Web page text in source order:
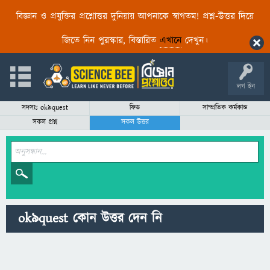
বিজ্ঞান ও প্রযুক্তির প্রশ্নোত্তর দুনিয়ায় আপনাকে স্বাগতম! প্রশ্ন-উত্তর দিয়ে
জিতে নিন পুরস্কার, বিস্তারিত এখানেদেখুন।
লগ ইন
সদস্যঃ ok9quest ফিড
সাম্প্রতিক কর্মকান্ড
সকল প্রশ্ন
সকল উত্তর
ok9quest কোন উত্তর দেন নি